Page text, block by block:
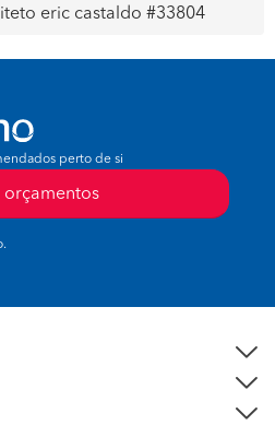
eric castaldo #33804
perto de si
orçamentos